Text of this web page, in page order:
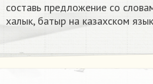
составь предложение со
халык, батыр на казахском